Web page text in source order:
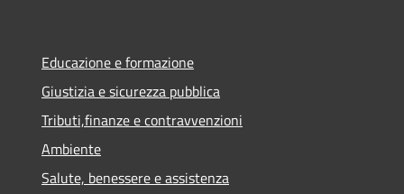
Educazione e formazione
Giustizia e sicurezza pubblica
Tributi,finanze e contravvenzioni
Ambiente
Salute, benessere e assistenza